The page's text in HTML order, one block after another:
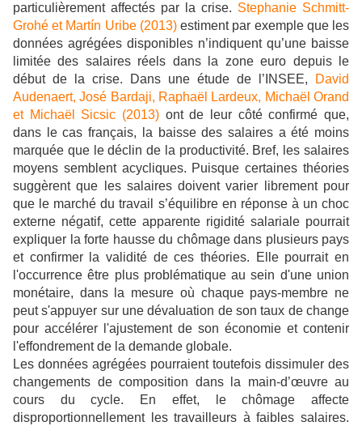
particulièrement affectés par la crise. Stephanie Schmitt-
Grohé et Martín Uribe (2013)estiment par exemple que les
données agrégées disponibles n’indiquent qu’une baisse
limitée des salaires réels dans la zone euro depuis le
début de la crise. Dans une étude de l’INSEE, David
Audenaert, José Bardaji, Raphaël Lardeux, Michaël Orand
et Michaël Sicsic (2013) ont de leur côté confirmé que,
dans le cas français, la baisse des salaires a été moins
marquée que le déclin de la productivité. Bref, les salaires
moyens semblent acycliques. Puisque certaines théories
suggèrent que les salaires doivent varier librement pour
que le marché du travail s’équilibre en réponse à un choc
externe négatif, cette apparente rigidité salariale pourrait
expliquer la forte hausse du chômage dans plusieurs pays
et confirmer la validité de ces théories. Elle pourrait en
l'occurrence être plus problématique au sein d'une union
monétaire, dans la mesure où chaque pays-membre ne
peut s'appuyer sur une dévaluation de son taux de change
pour accélérer l'ajustement de son économie et contenir
l'effondrement de la demande globale.
Les données agrégées pourraient toutefois dissimuler des
changements de composition dans la main-d’œuvre au
cours du cycle. En effet, le chômage affecte
disproportionnellement les travailleurs à faibles salaires.